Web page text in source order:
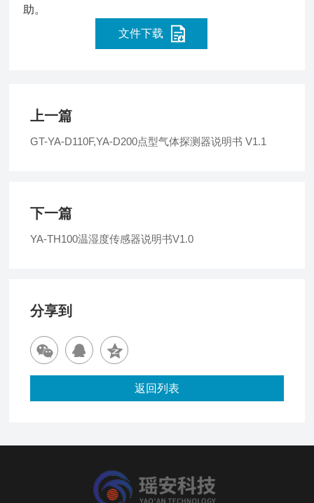
助。
文件下载
上一篇
GT-YA-D110F,YA-D200点型气体探测器说明书 V1.1
下一篇
YA-TH100温湿度传感器说明书V1.0
分享到
返回列表